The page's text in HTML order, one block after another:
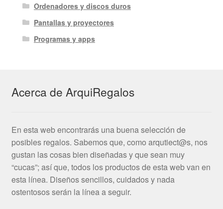
Ordenadores y discos duros
Pantallas y proyectores
Programas y apps
Acerca de ArquiRegalos
En esta web encontrarás una buena selección de
posibles regalos. Sabemos que, como arqutiect@s, nos
gustan las cosas bien diseñadas y que sean muy
“cucas”; así que, todos los productos de esta web van en
esta línea. Diseños sencillos, cuidados y nada
ostentosos serán la línea a seguir.